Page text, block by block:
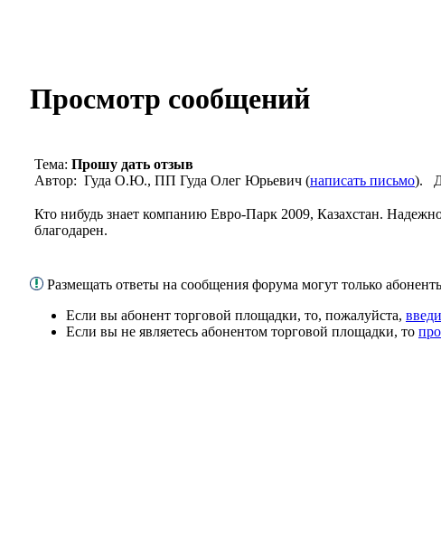
Просмотр сообщений
Тема: Прошу дать отзыв
Автор: Гуда О.Ю., ПП Гуда Олег Юрьевич (написать письмо).
Кто нибудь знает компанию Евро-Парк 2009, Казахстан.
благодарен.
Размещать ответы на сообщения форума могут только
Если вы абонент торговой площадки, то, пожалуйста,
Если вы не являетесь абонентом торговой площадки, то